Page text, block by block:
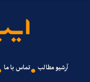
آرشیو مطالب تماس با ما